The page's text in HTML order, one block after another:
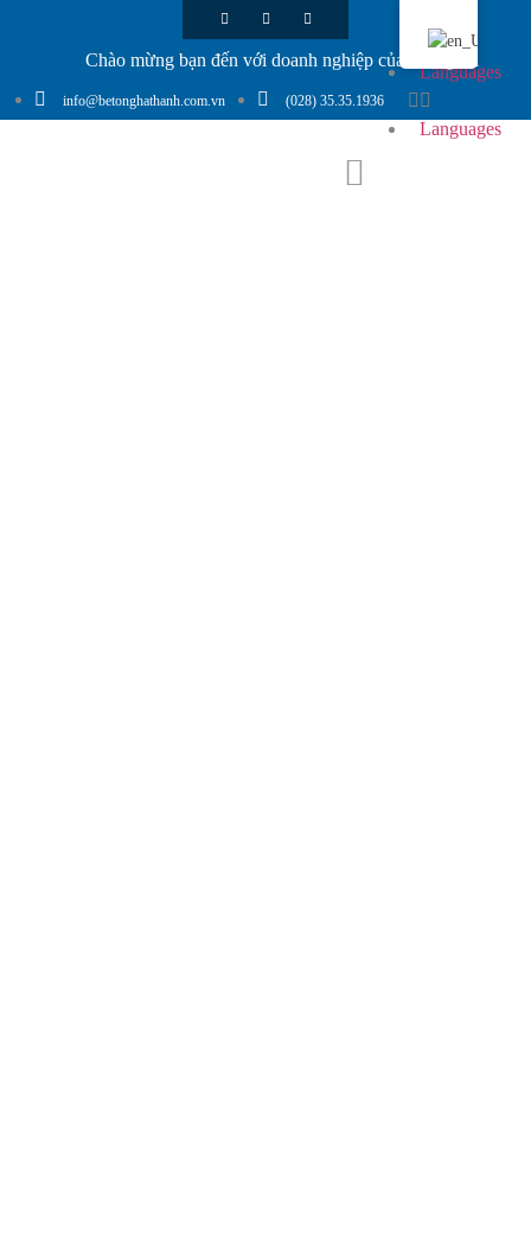
Chào mừng bạn đến với doanh nghiệp của chúng tôi
info@betonghathanh.com.vn (028) 35.35.1936
Languages
Languages